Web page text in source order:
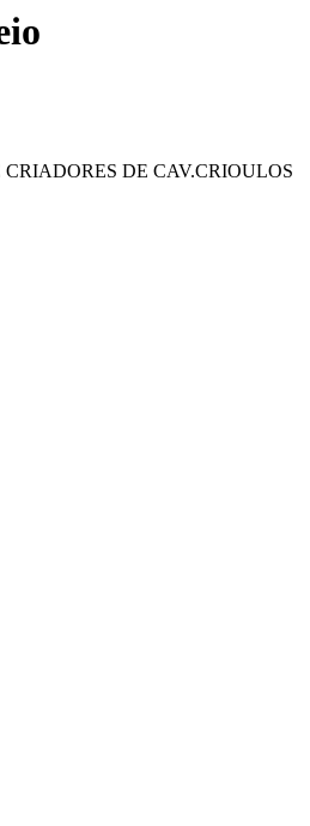
DE CAV.CRIOULOS